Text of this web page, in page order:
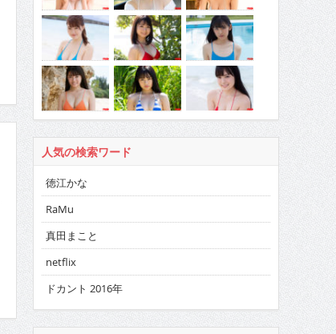
人気の検索ワード
徳江かな
RaMu
真田まこと
netflix
ドカント 2016年